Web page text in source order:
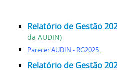
Relatório de Gestão
da AUDIN)
Parecer AUDIN - RG2025
Relatório de Gestão